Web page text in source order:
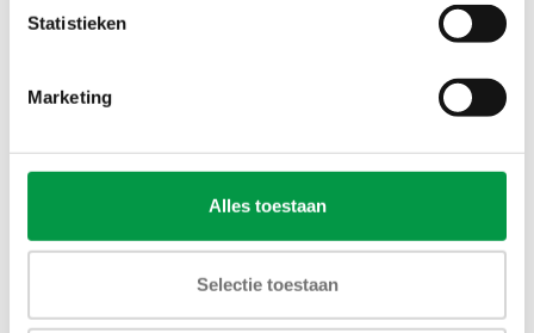
Statistieken
Marketing
Alles toestaan
Selectie toestaan
Bernie Holdijk instant koffie -